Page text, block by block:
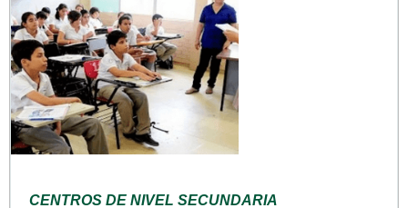
CENTROS DE NIVEL SECUNDARIA